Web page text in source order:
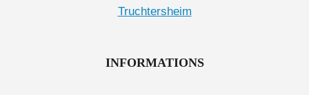
Truchtersheim
INFORMATIONS